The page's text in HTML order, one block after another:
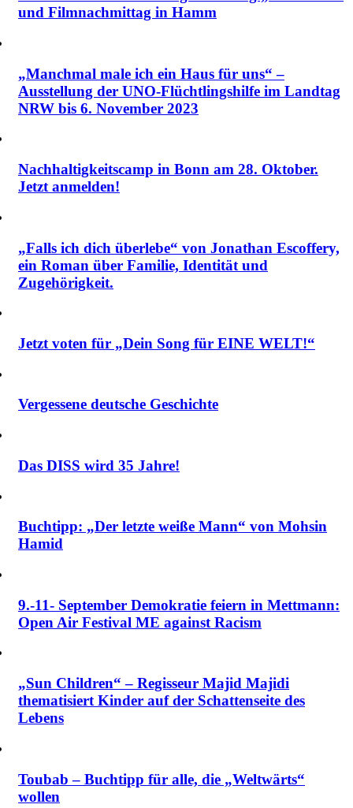
und Filmnachmittag in Hamm
„Manchmal male ich ein Haus für uns“ –
Ausstellung der UNO-Flüchtlingshilfe im Landtag
NRW bis 6. November 2023
Nachhaltigkeitscamp in Bonn am 28. Oktober.
Jetzt anmelden!
„Falls ich dich überlebe“ von Jonathan Escoffery,
ein Roman über Familie, Identität und
Zugehörigkeit.
Jetzt voten für „Dein Song für EINE WELT!“
Vergessene deutsche Geschichte
Das DISS wird 35 Jahre!
Buchtipp: „Der letzte weiße Mann“ von Mohsin
Hamid
9.-11- September Demokratie feiern in Mettmann:
Open Air Festival ME against Racism
„Sun Children“ – Regisseur Majid Majidi
thematisiert Kinder auf der Schattenseite des
Lebens
Toubab – Buchtipp für alle, die „Weltwärts“
wollen